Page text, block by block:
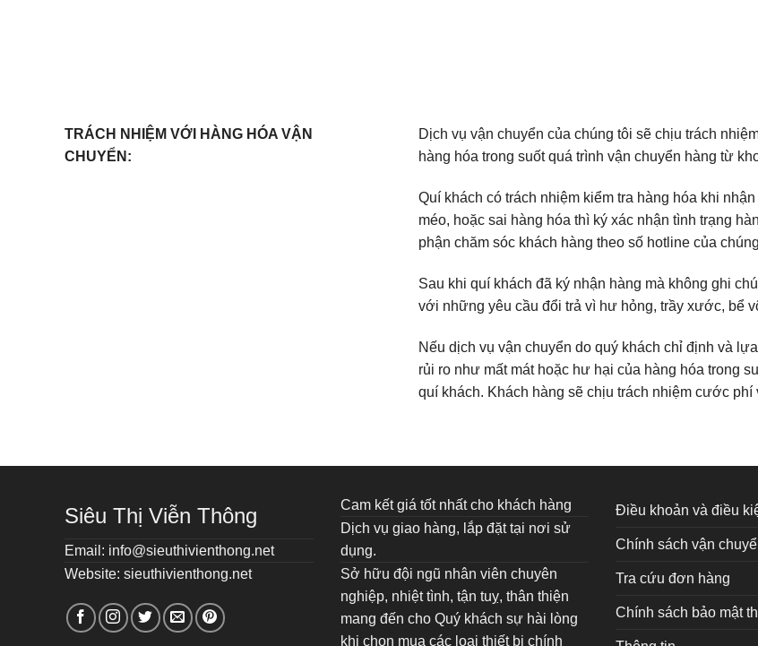
TRÁCH NHIỆM VỚI HÀNG HÓA VẬN
CHUYỂN:
Dịch vụ vận chuyển của chúng tôi sẽ chịu trách
hàng hóa trong suốt quá trình vận chuyển hàng từ
Quí khách có trách nhiệm kiểm tra hàng hóa khi
méo, hoặc sai hàng hóa thì ký xác nhận tình trạng
phận chăm sóc khách hàng theo số hotline của
Sau khi quí khách đã ký nhận hàng mà không ghi
với những yêu cầu đổi trả vì hư hỏng, trầy xước, bể
Nếu dịch vụ vận chuyển do quý khách chỉ định và
rủi ro như mất mát hoặc hư hại của hàng hóa trong
quí khách. Khách hàng sẽ chịu trách nhiệm cước phí
Siêu Thị Viễn Thông
Email: info@sieuthivienthong.net
Website: sieuthivienthong.net
Cam kết giá tốt nhất cho khách hàng
Dịch vụ giao hàng, lắp đặt tại nơi sử
dụng.
Sở hữu đội ngũ nhân viên chuyên
nghiệp, nhiệt tình, tận tuỵ, thân thiện
mang đến cho Quý khách sự hài lòng
khi chọn mua các loại thiết bị chính
Điều khoản và điều
Chính sách vận
Tra cứu đơn hàng
Chính sách bảo mật